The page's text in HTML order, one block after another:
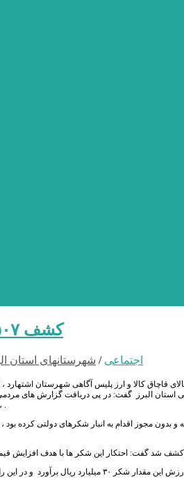
کشف ۵۰۷ تن شکر احتکار شده در اشتهارد
اجتماعی / شهرستانهای استان
استان البرز گفت: در پی دریافت گزارش های
، پیگیری موضوع در دستور کار پلیس آگاهی استان البرز قرار گرفت .
این رابطه یک نفر دستگیر شد .